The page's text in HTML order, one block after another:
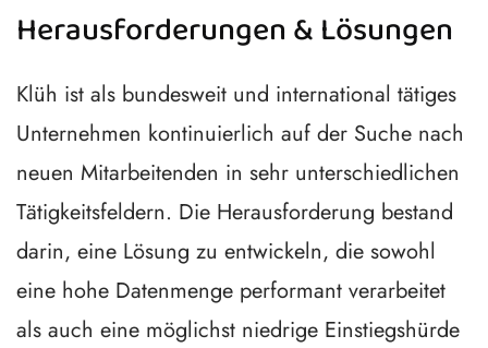
Herausforderungen & Lösungen
Klüh ist als bundesweit und international tätiges
Unternehmen kontinuierlich auf der Suche nach
neuen Mitarbeitenden in sehr unterschiedlichen
Tätigkeitsfeldern. Die Herausforderung bestand
darin, eine Lösung zu entwickeln, die sowohl
eine hohe Datenmenge performant verarbeitet
als auch eine möglichst niedrige Einstiegshürde